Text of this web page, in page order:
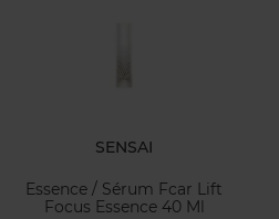
SENSAI
Essence / Sérum Fcar Lift
Focus Essence 40 Ml